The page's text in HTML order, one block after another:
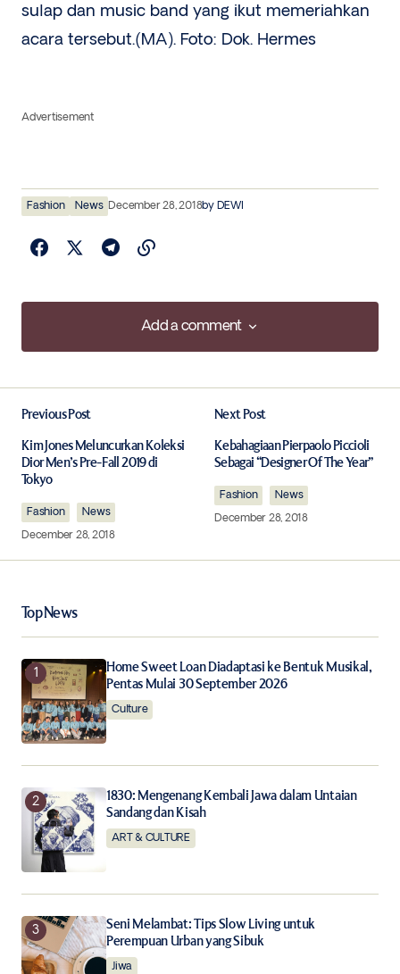
sulap dan music band yang ikut memeriahkan
acara tersebut.(MA). Foto: Dok. Hermes
Advertisement
Fashion News December 28, 2018by DEWI
Add a comment
Add a comment
Required fields are marked*
Your Name
Your E-mail*
Save my name, email, and website in this browser for
the next time I comment.
Notify me of new posts by email.
Submit Comment
Previous Post
Kim Jones Meluncurkan Koleksi
Dior Men’s Pre-Fall 2019 di
Tokyo
Fashion
News
December 28, 2018
Next Post
Kebahagiaan Pierpaolo Piccioli
Sebagai “Designer Of The Year”
Fashion
News
December 28, 2018
Top News
Home Sweet Loan Diadaptasi ke Bentuk Musikal,
Pentas Mulai 30 September 2026
Culture
1830: Mengenang Kembali Jawa dalam Untaian
Sandang dan Kisah
ART & CULTURE
Seni Melambat: Tips Slow Living untuk
Perempuan Urban yang Sibuk
Jiwa